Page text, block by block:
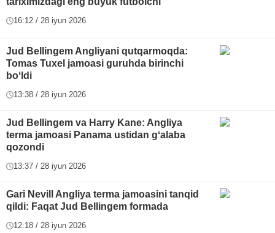
16:12 / 28 iyun 2026
Jud Bellingem Angliyani qutqarmoqda:
Tomas Tuxel jamoasi guruhda birinchi
boʻldi
13:38 / 28 iyun 2026
Jud Bellingem va Harry Kane: Angliya
terma jamoasi Panama ustidan gʻalaba
qozondi
13:37 / 28 iyun 2026
Gari Nevill Angliya terma jamoasini tanqid
qildi: Faqat Jud Bellingem formada
12:18 / 28 iyun 2026